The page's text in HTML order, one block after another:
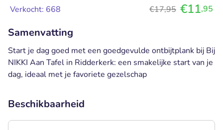
Verkocht: 668 €17,95 €11,95
Samenvatting
Start je dag goed met een goedgevulde ontbijtplank bij Bij
NIKKI Aan Tafel in Ridderkerk: een smakelijke start van je
dag, ideaal met je favoriete gezelschap
Beschikbaarheid